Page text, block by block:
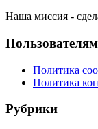
Наша миссия -
Пользователям
Политика
Политика
Рубрики